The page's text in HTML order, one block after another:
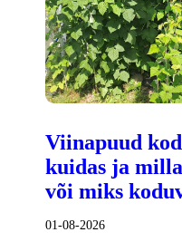
Viinapuud
kuidas ja
või miks
01-08-2026